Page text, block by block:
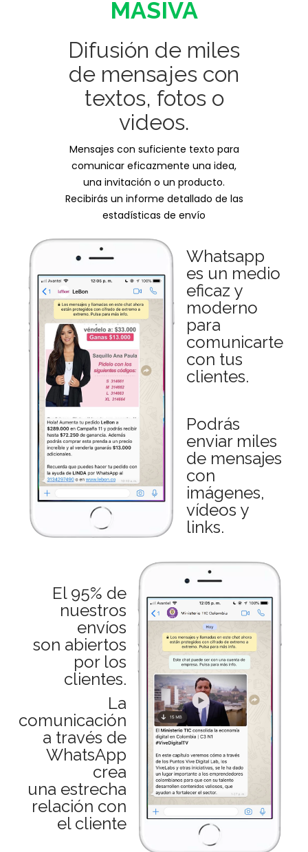
MASIVA
Difusión de miles
de mensajes con
textos, fotos o
videos.
Mensajes con suficiente texto para
comunicar eficazmente una idea,
una invitación o un producto.
Recibirás un informe detallado de las
estadísticas de envío
Whatsapp
es un medio
eficaz y
moderno
para
comunicarte
con tus
clientes.
Podrás
enviar miles
de mensajes
con
imágenes,
vídeos y
links.
El 95% de
nuestros
envíos
son abiertos
por los
clientes.
La
comunicación
a través de
WhatsApp
crea
una estrecha
relación con
el cliente